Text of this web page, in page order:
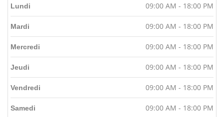
Lundi 09:00 AM - 18:00 PM
Mardi 09:00 AM - 18:00 PM
Mercredi 09:00 AM - 18:00 PM
Jeudi 09:00 AM - 18:00 PM
Vendredi 09:00 AM - 18:00 PM
Samedi 09:00 AM - 18:00 PM